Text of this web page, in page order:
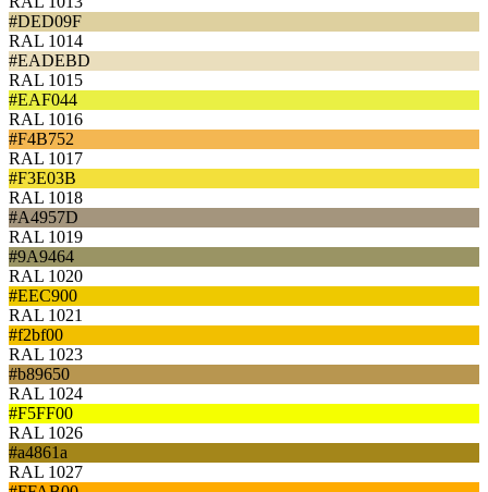
#DED09F
RAL 1014
#EADEBD
RAL 1015
#EAF044
RAL 1016
#F4B752
RAL 1017
#F3E03B
RAL 1018
#A4957D
RAL 1019
#9A9464
RAL 1020
#EEC900
RAL 1021
#f2bf00
RAL 1023
#b89650
RAL 1024
#F5FF00
RAL 1026
#a4861a
RAL 1027